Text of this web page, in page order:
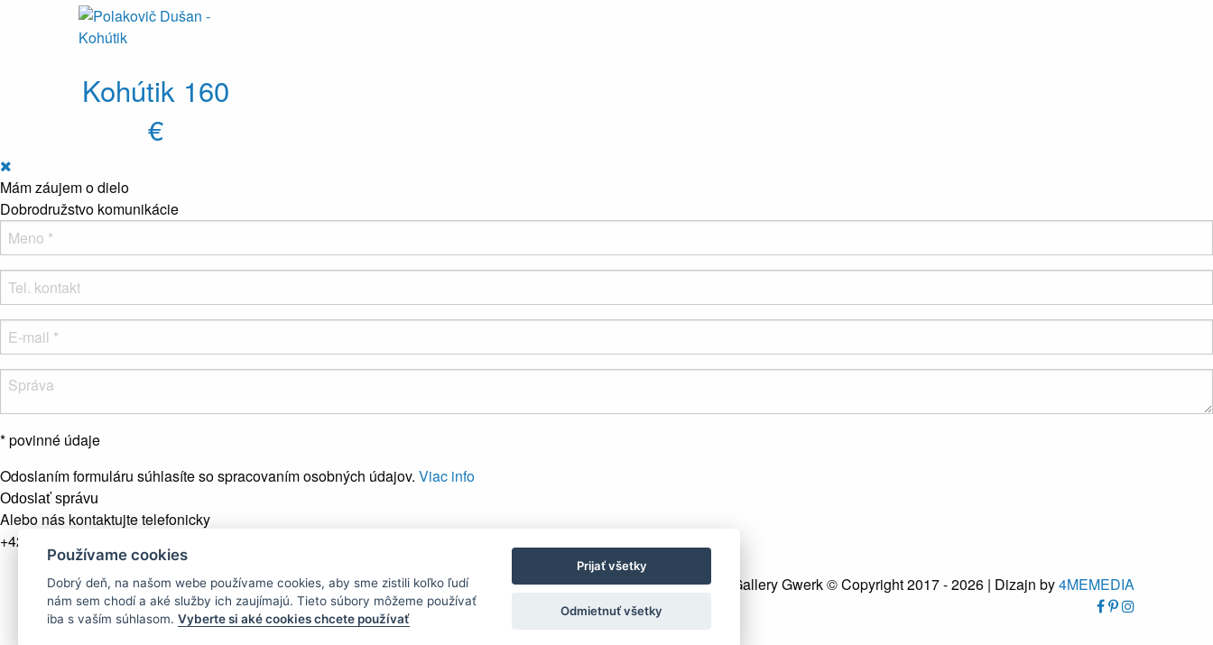
Kohútik 160
€
Mám záujem o dielo
Dobrodružstvo komunikácie
* povinné údaje
Odoslaním formuláru súhlasíte so spracovaním osobných údajov. Viac info
Odoslať správu
Alebo nás kontaktujte telefonicky
+421 907 281 123
Newsletter Gallery Gwerk © Copyright 2017 - 2026 | Dizajn by4MEMEDIA
Používame cookies
Dobrý deň, na našom webe používame cookies, aby sme zistili koľko ľudí
nám sem chodí a aké služby ich zaujímajú. Tieto súbory môžeme používať
iba s vaším súhlasom. Vyberte si aké cookies chcete používať
Prijať všetky
Odmietnuť všetky